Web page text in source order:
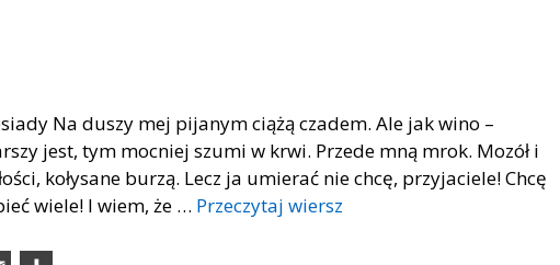
Na duszy mej pijanym ciążą czadem. Ale jak wino –
jest, tym mocniej szumi w krwi. Przede mną mrok. Mozół i
kołysane burzą. Lecz ja umierać nie chcę, przyjaciele! Chcę
wiele! I wiem, że … Przeczytaj wiersz